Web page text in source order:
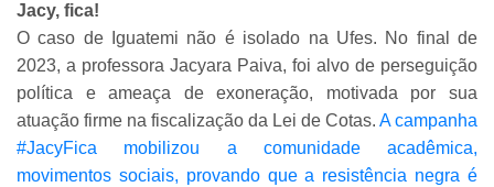
Jacy, fica!
O caso de Iguatemi não é isolado na Ufes. No final de
2023, a professora Jacyara Paiva, foi alvo de perseguição
política e ameaça de exoneração, motivada por sua
atuação firme na fiscalização da Lei de Cotas. A campanha
#JacyFica mobilizou a comunidade acadêmica,
movimentos sociais, provando que a resistência negra é